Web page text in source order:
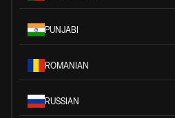
PUNJABI
ROMANIAN
RUSSIAN